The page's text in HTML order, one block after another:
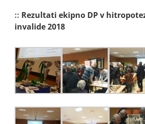
:: Rezultati ekipno DP v
invalide 2018